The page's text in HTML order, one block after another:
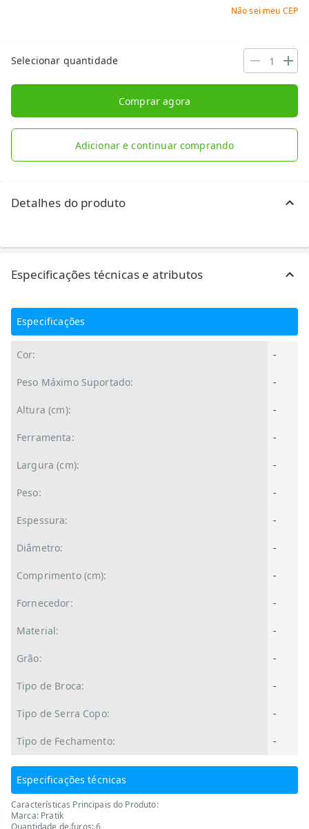
Não sei meu CEP
Selecionar quantidade
Comprar agora
Adicionar e continuar comprando
Detalhes do produto
Especificações técnicas e atributos
Especificações
Cor: -
Peso Máximo Suportado: -
Altura (cm): -
Ferramenta: -
Largura (cm): -
Peso: -
Espessura: -
Diâmetro: -
Comprimento (cm): -
Fornecedor: -
Material: -
Grão: -
Tipo de Broca: -
Tipo de Serra Copo: -
Tipo de Fechamento: -
Especificações técnicas
Características Principais do Produto:
Marca: Pratik
Quantidade de furos: 6